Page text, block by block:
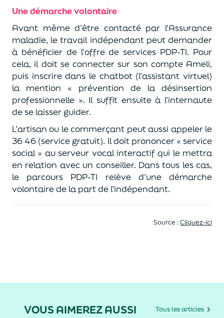
Une démarche volontaire
Avant même d’être contacté par l’Assurance
maladie, le travail indépendant peut demander
à bénéficier de l’offre de services PDP-TI. Pour
cela, il doit se connecter sur son compte Ameli,
puis inscrire dans le chatbot (l’assistant virtuel)
la mention « prévention de la désinsertion
professionnelle ». Il suffit ensuite à l’internaute
de se laisser guider.
L’artisan ou le commerçant peut aussi appeler le
36 46 (service gratuit). Il doit prononcer « service
social » au serveur vocal interactif qui le mettra
en relation avec un conseiller. Dans tous les cas,
le parcours PDP-TI relève d’une démarche
volontaire de la part de l’indépendant.
Source :Cliquez-ici
VOUS AIMEREZ AUSSI Tous les articles